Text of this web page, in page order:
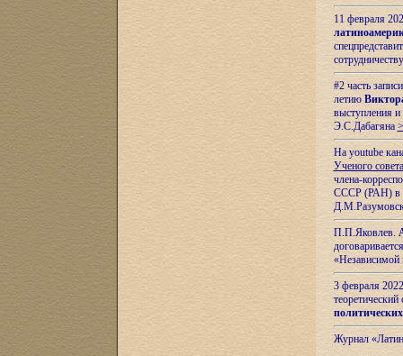
11 февраля
#2 часть
летию
выступления
Э.С.Дабагяна
На youtube
Ученого
члена-
СССР (РАН) в
П.П.Яковлев.
«Независимой
3 февраля
теоретический
Журнал